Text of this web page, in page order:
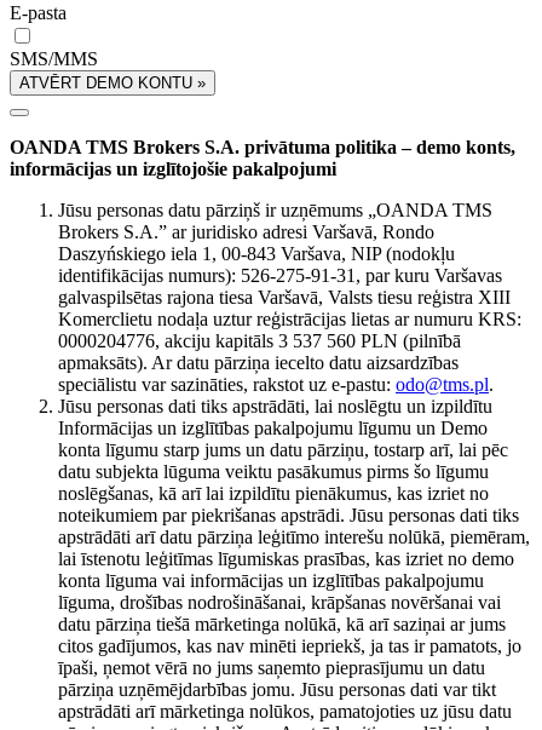
E-pasta
SMS/MMS
ATVĒRT DEMO KONTU »
OANDA TMS Brokers S.A. privātuma politika – demo konts,
informācijas un izglītojošie pakalpojumi
Jūsu personas datu pārziņš ir uzņēmums „OANDA TMS
Brokers S.A.” ar juridisko adresi Varšavā, Rondo
Daszyńskiego iela 1, 00-843 Varšava, NIP (nodokļu
identifikācijas numurs): 526-275-91-31, par kuru Varšavas
galvaspilsētas rajona tiesa Varšavā, Valsts tiesu reģistra XIII
Komerclietu nodaļa uztur reģistrācijas lietas ar numuru KRS:
0000204776, akciju kapitāls 3 537 560 PLN (pilnībā
apmaksāts). Ar datu pārziņa iecelto datu aizsardzības
speciālistu var sazināties, rakstot uz e-pastu: odo@tms.pl.
Jūsu personas dati tiks apstrādāti, lai noslēgtu un izpildītu
Informācijas un izglītības pakalpojumu līgumu un Demo
konta līgumu starp jums un datu pārziņu, tostarp arī, lai pēc
datu subjekta lūguma veiktu pasākumus pirms šo līgumu
noslēgšanas, kā arī lai izpildītu pienākumus, kas izriet no
noteikumiem par piekrišanas apstrādi. Jūsu personas dati tiks
apstrādāti arī datu pārziņa leģitīmo interešu nolūkā, piemēram,
lai īstenotu leģitīmas līgumiskas prasības, kas izriet no demo
konta līguma vai informācijas un izglītības pakalpojumu
līguma, drošības nodrošināšanai, krāpšanas novēršanai vai
datu pārziņa tiešā mārketinga nolūkā, kā arī saziņai ar jums
citos gadījumos, kas nav minēti iepriekš, ja tas ir pamatots, jo
īpaši, ņemot vērā no jums saņemto pieprasījumu un datu
pārziņa uzņēmējdarbības jomu. Jūsu personas dati var tikt
apstrādāti arī mārketinga nolūkos, pamatojoties uz jūsu datu